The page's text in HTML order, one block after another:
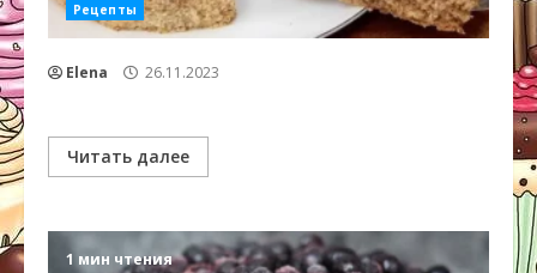
Рецепты
Elena 26.11.2023
Читать далее
1 мин чтения